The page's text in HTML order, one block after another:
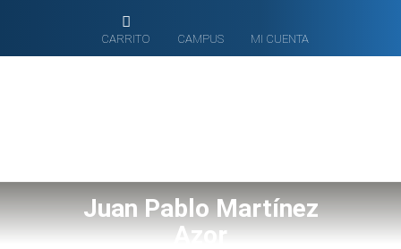
CARRITO CAMPUS MI CUENTA
Juan Pablo Martínez
Azor